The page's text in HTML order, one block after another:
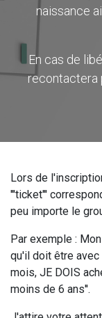
naissance
En cas de
recontactera
Lors de
'''ticket'''
peu importe le
Par exemple :
qu'il doit être
mois, JE DOIS
moins de 6 ans''.